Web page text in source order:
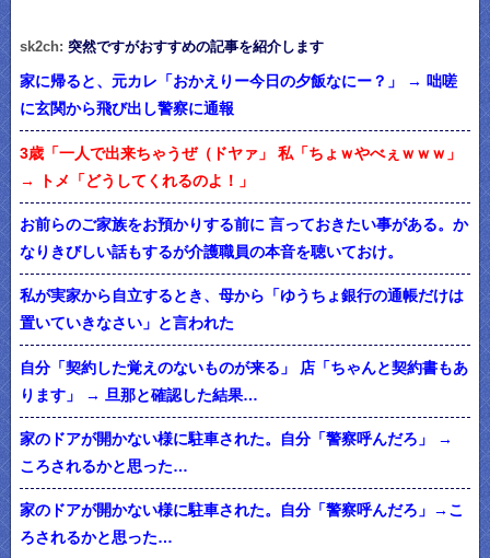
sk2ch: 突然ですがおすすめの記事を紹介します
家に帰ると、元カレ「おかえりー今日の夕飯なにー？」 → 咄嗟
に玄関から飛び出し警察に通報
3歳「一人で出来ちゃうぜ（ドヤァ」 私「ちょｗやべぇｗｗｗ」
→ トメ「どうしてくれるのよ！」
お前らのご家族をお預かりする前に 言っておきたい事がある。か
なりきびしい話もするが介護職員の本音を聴いておけ。
私が実家から自立するとき、母から「ゆうちょ銀行の通帳だけは
置いていきなさい」と言われた
自分「契約した覚えのないものが来る」 店「ちゃんと契約書もあ
ります」 → 旦那と確認した結果…
家のドアが開かない様に駐車された。自分「警察呼んだろ」 →
ころされるかと思った…
家のドアが開かない様に駐車された。自分「警察呼んだろ」→こ
ろされるかと思った…